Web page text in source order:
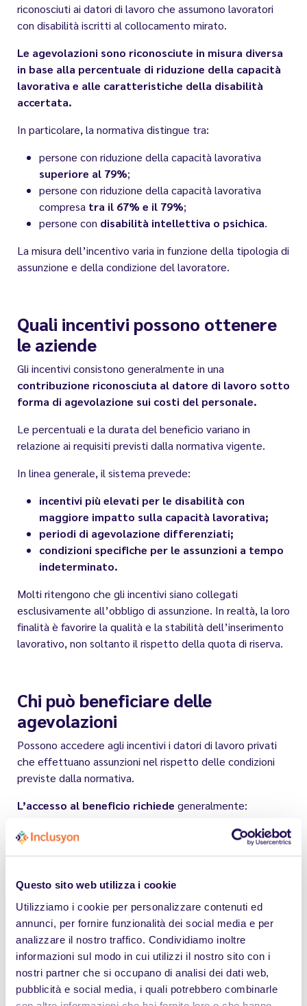
Questo sito web utilizza i cookie
Utilizziamo i cookie per personalizzare contenuti ed
annunci, per fornire funzionalità dei social media e per
analizzare il nostro traffico. Condividiamo inoltre
informazioni sul modo in cui utilizzi il nostro sito con i
nostri partner che si occupano di analisi dei dati web,
pubblicità e social media, i quali potrebbero combinarle
riconosciuti ai datori di lavoro che assumono lavoratori
con disabilità iscritti al collocamento mirato.
Le agevolazioni sono riconosciute in misura diversa
in base alla percentuale di riduzione della capacità
lavorativa e alle caratteristiche della disabilità
accertata.
In particolare, la normativa distingue tra:
persone con riduzione della capacità lavorativa
superiore al 79%;
persone con riduzione della capacità lavorativa
compresa tra il 67% e il 79%;
persone con disabilità intellettiva o psichica.
La misura dell’incentivo varia in funzione della tipologia di
assunzione e della condizione del lavoratore.
Quali incentivi possono ottenere
le aziende
Gli incentivi consistono generalmente in una
contribuzione riconosciuta al datore di lavoro sotto
forma di agevolazione sui costi del personale.
Le percentuali e la durata del beneficio variano in
relazione ai requisiti previsti dalla normativa vigente.
In linea generale, il sistema prevede:
incentivi più elevati per le disabilità con
maggiore impatto sulla capacità lavorativa;
periodi di agevolazione differenziati;
condizioni specifiche per le assunzioni a tempo
indeterminato.
Molti ritengono che gli incentivi siano collegati
esclusivamente all’obbligo di assunzione. In realtà, la loro
finalità è favorire la qualità e la stabilità dell’inserimento
lavorativo, non soltanto il rispetto della quota di riserva.
Chi può beneficiare delle
agevolazioni
Possono accedere agli incentivi i datori di lavoro privati
che effettuano assunzioni nel rispetto delle condizioni
previste dalla normativa.
L’accesso al beneficio richiede generalmente:
l’iscrizione del lavoratore al collocamento
mirato;
il rispetto delle procedure amministrative
Le agevolazioni sono riconosciutenei limiti delle
risorse disponibili e secondo le modalità definite
dagli enti competenti.